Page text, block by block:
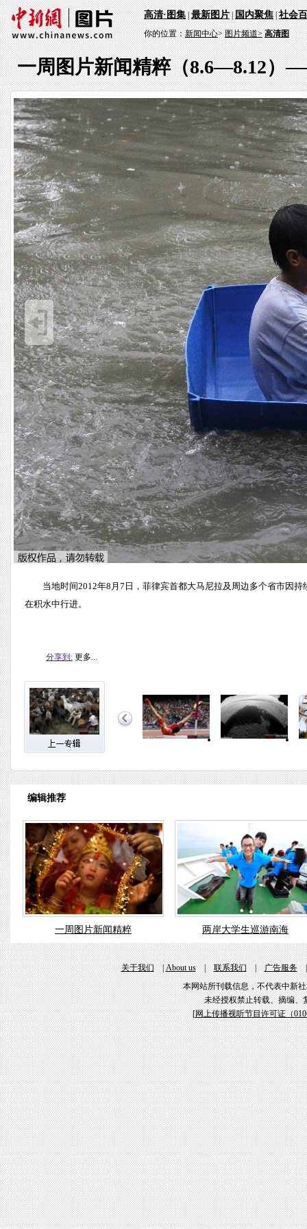
高清·图集|最新图片|国内聚焦|社会
你的位置：新闻中心>图片频道> 高清图
一周图片新闻精粹（8.6—8.12）
当地时间2012年8月7日，菲律宾首都大马尼拉及周边多个省市因
在积水中行进。
分享到: 更多...
编辑推荐
一周图片新闻精粹 两岸大学生巡游南海
关于我们|About us|联系我们|广告服务
本网站所刊载信息，不代表中新
未经授权禁止转载、摘编、
[网上传播视听节目许可证（